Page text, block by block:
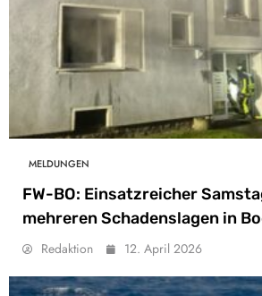
MELDUNGEN
FW-BO: Einsatzreicher
mehreren Schadenslagen in
Redaktion 12. April 2026